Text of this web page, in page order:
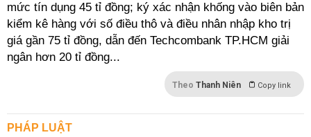
mức tín dụng 45 tỉ đồng; ký xác nhận khống vào biên bản
kiểm kê hàng với số điều thô và điều nhân nhập kho trị
giá gần 75 tỉ đồng, dẫn đến Techcombank TP.HCM giải
ngân hơn 20 tỉ đồng...
Theo Thanh Niên Copy link
PHÁP LUẬT